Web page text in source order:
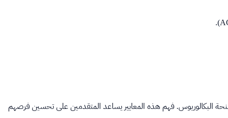
البكالوريوس. فهم هذه المعايير يساعد المتقدمين على تحسين فرصهم